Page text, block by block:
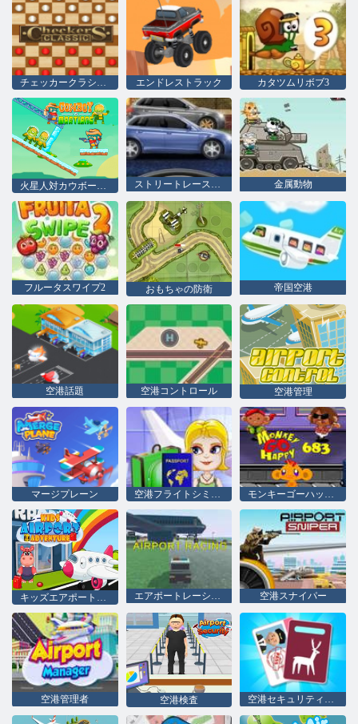
チェッカークラシック エンドレストラック カタツムリボブ3
ストリートレースフューリー 金属動物
フルータスワイプ2 おもちゃの防衛 帝国空港
空港話題 空港コントロール 空港管理
マージプレーン 空港フライトシミュレータ モンキーゴーハッピーステージ683
エアポートレーシング 空港スナイパー
空港管理者 空港検査 空港セキュリティシミュレーター